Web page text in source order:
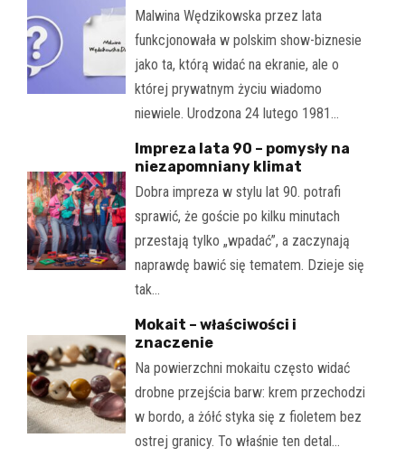
Malwina Wędzikowska przez lata
funkcjonowała w polskim show-biznesie
jako ta, którą widać na ekranie, ale o
której prywatnym życiu wiadomo
niewiele. Urodzona 24 lutego 1981…
Impreza lata 90 – pomysły na
niezapomniany klimat
Dobra impreza w stylu lat 90. potrafi
sprawić, że goście po kilku minutach
przestają tylko „wpadać”, a zaczynają
naprawdę bawić się tematem. Dzieje się
tak…
Mokait – właściwości i
znaczenie
Na powierzchni mokaitu często widać
drobne przejścia barw: krem przechodzi
w bordo, a żółć styka się z fioletem bez
ostrej granicy. To właśnie ten detal…